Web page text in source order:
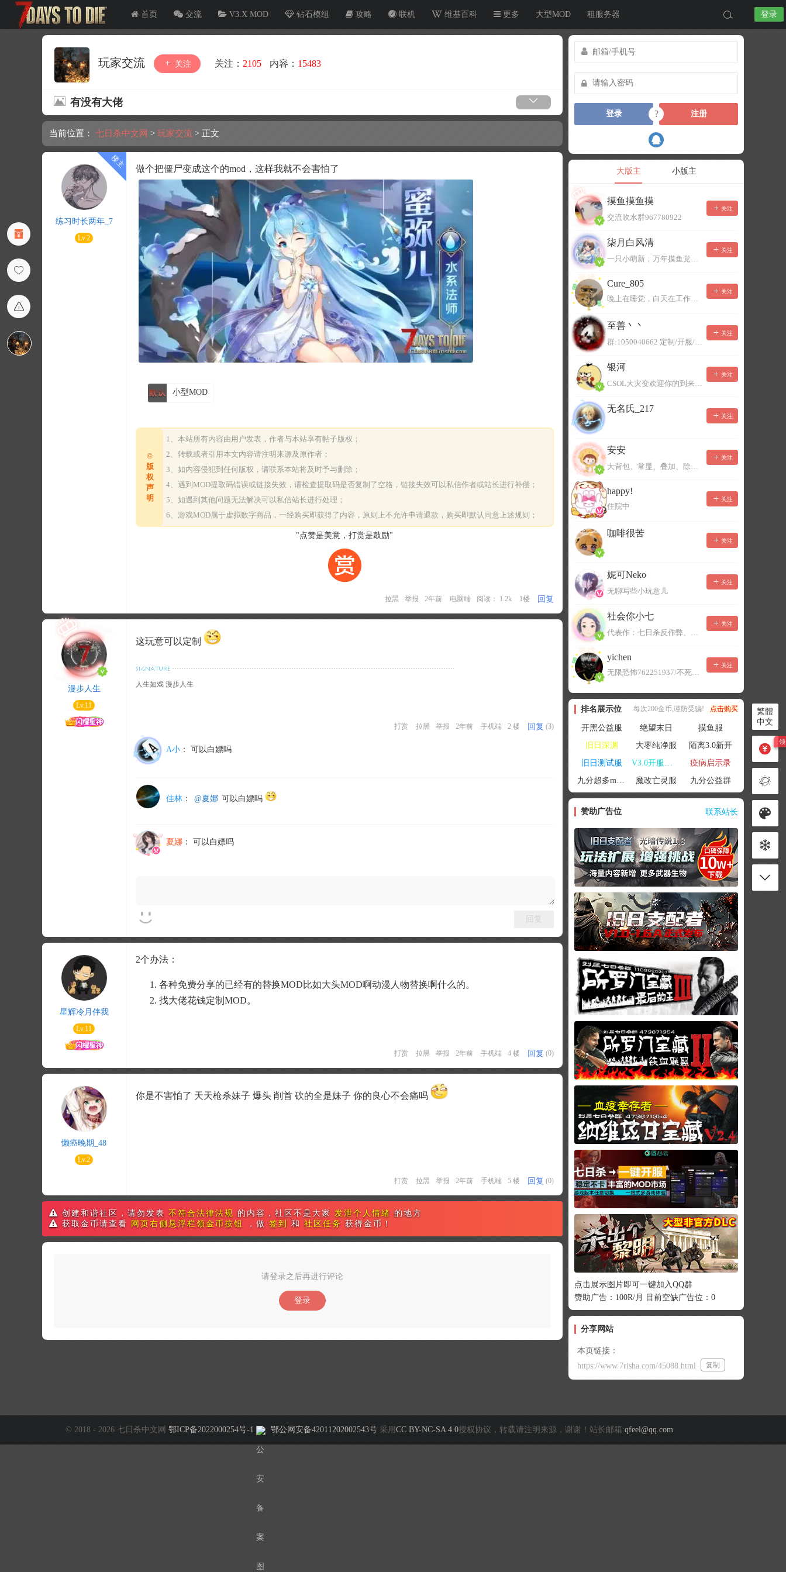
首页 交流 V3.X MOD 钻石模组 攻略 联机 维基百科 更多 大型MOD 租服务器 登录
玩家交流 关注 关注： 2105 内容： 15483
有没有大佬
当前位置： 七日杀中文网 > 玩家交流 > 正文
练习时长两年_7
Lv.2
做个把僵尸变成这个的mod，这样我就不会害怕了
小型MOD
©
版
权
声
明
1、本站所有内容由用户发表，作者与本站享有帖子版权；
2、转载或者引用本文内容请注明来源及原作者；
3、如内容侵犯到任何版权，请联系本站将及时予与删除；
4、遇到MOD提取码错误或链接失效，请检查提取码是否复制了空格，链接失效可以私信作者或站长进行补偿；
5、如遇到其他问题无法解决可以私信站长进行处理；
6、游戏MOD属于虚拟数字商品，一经购买即获得了内容，原则上不允许申请退款，购买即默认同意上述规则；
"点赞是美意，打赏是鼓励"
拉黑 举报 2年前 电脑端 阅读： 1.2k 1楼 回复
漫步人生
Lv.11
这玩意可以定制
人生如戏 漫步人生
打赏 拉黑 举报 2年前 手机端 2 楼 回复 (3)
A小： 可以白嫖吗
佳林： @夏娜 可以白嫖吗
夏娜： 可以白嫖吗
回复
星辉冷月伴我
Lv.11
2个办法：
各种免费分享的已经有的替换MOD比如大头MOD啊动漫人物替换啊什么的。
找大佬花钱定制MOD。
打赏 拉黑 举报 2年前 手机端 4 楼 回复 (0)
懒癌晚期_48
Lv.2
你是不害怕了 天天枪杀妹子 爆头 削首 砍的全是妹子 你的良心不会痛吗
打赏 拉黑 举报 2年前 手机端 5 楼 回复 (0)
创建和谐社区，请勿发表 不符合法律法规 的内容，社区不是大家 发泄个人情绪 的地方
获取金币请查看
网页右侧悬浮栏领金币按钮 ，做 签到 和 社区任务 获得金币！
请登录之后再进行评论
登录
登录 ? 注册
大版主 小版主
摸鱼摸鱼摸
交流吹水群967780922
关注
柒月白风清
一只小萌新，万年摸鱼党！已经脱坑了。。。
关注
Cure_805
晚上在睡觉，白天在工作，不一定能及时回复，有事可以留言！
关注
至善丶丶
群:1050040662 定制/开服/地图制作/价格公道
关注
银河
CSOL大灾变欢迎你的到来。QQ群：967780922
关注
无名氏_217
关注
安安
大背包、常显、叠加、除草树，唯一作者QQ383125283
关注
happy!
住院中
关注
咖啡很苦
关注
妮可Neko
无聊写些小玩意儿
关注
社会你小七
代表作：七日杀反作弊、七日杀云黑、七日杀BOT、七日杀云商城
关注
yichen
无限恐怖762251937/不死者末日1080207504
关注
排名展示位 每次200金币,谨防受骗! 点击购买
开黑公益服 绝望末日
摸鱼服
旧日深渊
大枣纯净服
陌离3.0新开
旧日测试服
V3.0开服联机
疫病启示录
九分超多mod群
魔改亡灵服 九分公益群
赞助广告位 联系站长
点击展示图片即可一键加入QQ群
赞助广告：100R/月 目前空缺广告位：0
分享网站
本页链接：
https://www.7risha.com/45088.html
复制
繁體
中文
© 2018 - 2026 七日杀中文网 鄂ICP备2022000254号-1 鄂公网安备42011202002543号 采用 CC BY-NC-SA 4.0授权协议，转载请注明来源，谢谢！站长邮箱:qfeel@qq.com